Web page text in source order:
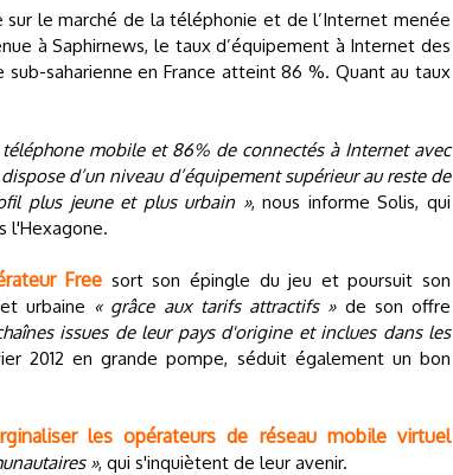
le marché de la téléphonie et de l’Internet menée
à Saphirnews, le taux d’équipement à Internet des
saharienne en France atteint 86 %. Quant au taux
mobile et 86% de connectés à Internet avec
d’un niveau d’équipement supérieur au reste de
plus jeune et plus urbain », nous informe Solis, qui
l'Hexagone.
Free sort son épingle du jeu et poursuit son
urbaine « grâce aux tarifs attractifs »de son offre
issues de leur pays d'origine et inclues dans les
2012 en grande pompe, séduit également un bon
les opérateurs de réseau mobile virtuel
», qui s'inquiètent de leur avenir.